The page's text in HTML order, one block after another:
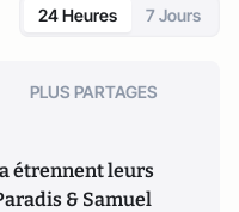
24 Heures 7 Jours
PLUS PARTAGES
étrennent leurs
& Samuel